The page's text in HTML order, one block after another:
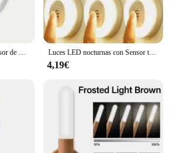
Luces LED nocturnas con Sensor táctil, 3 modos, luz de pared regulable con carga USB para dormitorio, Mini lámpara de noche portátil con Base magnética, 6/1 ud.
4,19€